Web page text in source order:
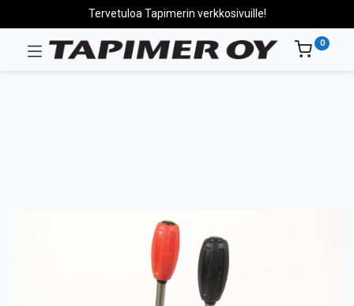
Tervetuloa Tapimerin verkkosivuille!
0